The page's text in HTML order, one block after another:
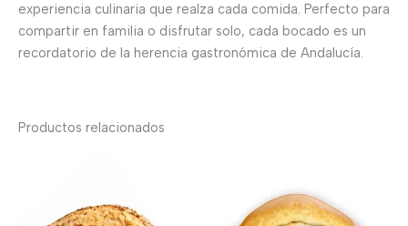
experiencia culinaria que realza cada comida. Perfecto para
compartir en familia o disfrutar solo, cada bocado es un
recordatorio de la herencia gastronómica de Andalucía.
Productos relacionados